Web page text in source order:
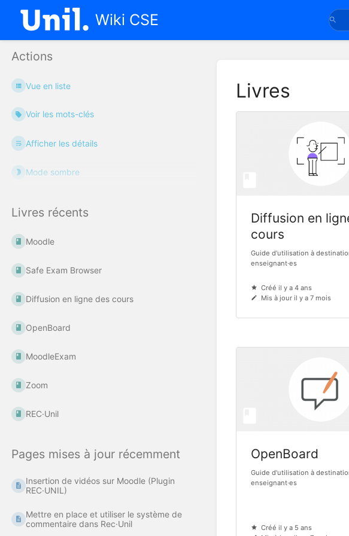
Wiki CSE
Actions
Vue en liste
Voir les mots-clés
Afficher les détails
Mode sombre
Livres récents
Moodle
Safe Exam Browser
Diffusion en ligne des cours
OpenBoard
MoodleExam
Zoom
REC·Unil
Pages mises à jour récemment
Insertion de vidéos sur Moodle (Plugin
REC·UNIL)
Mettre en place et utiliser le système de
commentaire dans Rec·Unil
Livres
Diffusion en
cours
Guide d'utilisation à
enseignant·es
Créé il y a 4 ans
Mis à jour il y a 7 mois
OpenBoard
Guide d'utilisation à
enseignant·es
Créé il y a 5 ans